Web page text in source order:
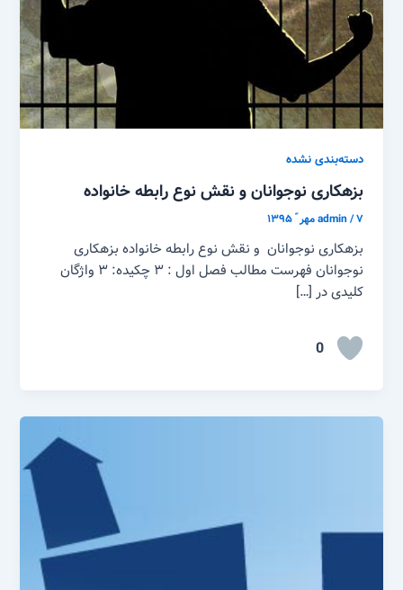
دسته‌بندی نشده
بزهکاری نوجوانان و نقش نوع رابطه خانواده
admin/۷ مهر ّ ۱۳۹۵
بزهکاری نوجوانان و نقش نوع رابطه خانواده بزهکاری
نوجوانان فهرست مطالب فصل اول : ۳ چکیده: ۳ واژگان
کلیدی در […]
0